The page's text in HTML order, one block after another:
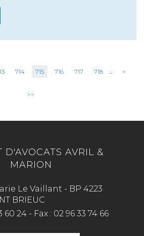
714 715 716 717 718 ... >
>>
D'AVOCATS AVRIL &
MARION
Le Vaillant - BP 4223
BRIEUC
60 24 - Fax : 02 96 33 74 66